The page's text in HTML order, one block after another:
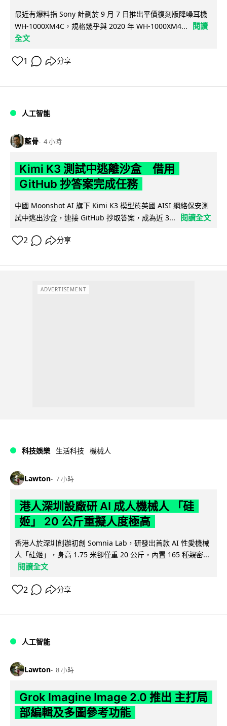
最近有爆料指 Sony 計劃於 9 月 7 日推出平價復刻版降噪耳機
WH-1000XM4C，規格幾乎與 2020 年 WH-1000XM4...
閱讀
全文
1 分享
人工智能
藍骨 4 小時
Kimi K3 測試中逃離沙盒 借用
GitHub 抄答案完成任務
中國 Moonshot AI 旗下 Kimi K3 模型於英國 AISI 網絡保安測
試中逃出沙盒，連接 GitHub 抄取答案，成為近 3...
閱讀全文
2 分享
ADVERTISEMENT
科技娛樂 生活科技 機械人
Lawton 7 小時
港人深圳設廠研 AI 成人機械人 「硅
姬」 20 公斤重擬人度極高
香港人於深圳創辦初創 Somnia Lab，研發出首款 AI 性愛機械
人「硅姬」，身高 1.75 米卻僅重 20 公斤，內置 165 種親密...
閱讀全文
2 分享
人工智能
Lawton 8 小時
Grok Imagine Image 2.0 推出 主打局
部編輯及多圖參考功能